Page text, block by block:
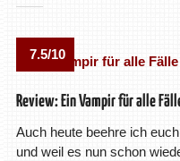
7.5/10
Review: Ein Vampir für alle
Auch heute beehre ich
und weil es nun schon